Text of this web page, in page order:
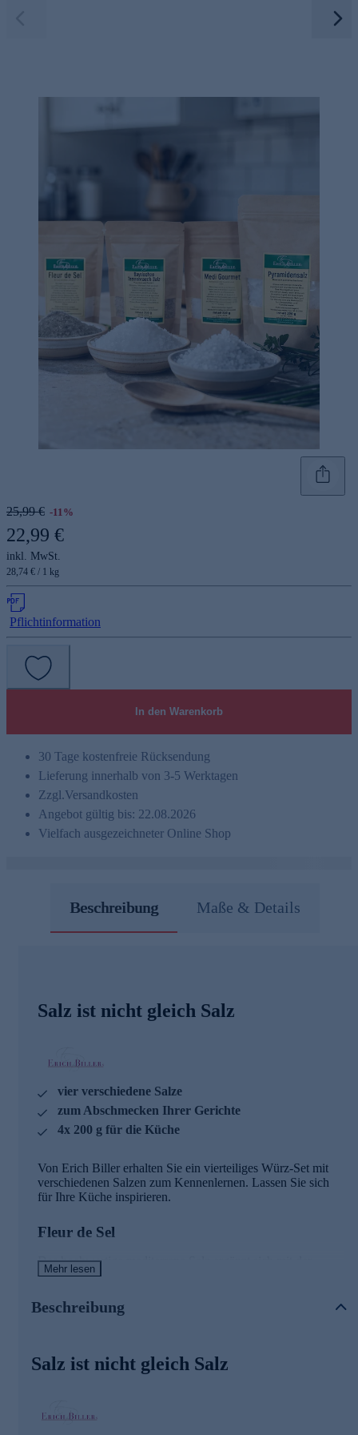
25,99 € -11%
22,99 €
inkl. MwSt.
28,74 € / 1 kg
Pflichtinformation
In den Warenkorb
30 Tage kostenfreie Rücksendung
Lieferung innerhalb von 3-5 Werktagen
Zzgl.Versandkosten
Angebot gültig bis: 22.08.2026
Vielfach ausgezeichneter Online Shop
Beschreibung Maße & Details
Salz ist nicht gleich Salz
vier verschiedene Salze
zum Abschmecken Ihrer Gerichte
4x 200 g für die Küche
Von Erich Biller erhalten Sie ein vierteiliges Würz-Set mit
verschiedenen Salzen zum Kennenlernen. Lassen Sie sich
für Ihre Küche inspirieren.
Fleur de Sel
Das hochwertige mediterrane Salz ergänzt sich mit der
mediterranen Küche, rustikalem Bratgemüse,
Gewonnen wird es in Handarbeit. Einfach eine Prise nach
der Zubereitung von Fleisch und Fisch, Salaten und anderen
Pyramidensalz
knackiges
Mehr lesen
Beschreibung
Salz ist nicht gleich Salz